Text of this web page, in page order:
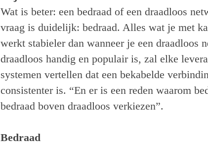
Wat is beter: een bedraad of een draadloos
vraag is duidelijk: bedraad. Alles wat je met
werkt stabieler dan wanneer je een
draadloos handig en populair is, zal elke
systemen vertellen dat een bekabelde
consistenter is. “En er is een reden waarom
bedraad boven draadloos verkiezen”.
Bedraad